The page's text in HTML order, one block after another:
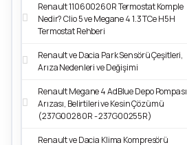
Renault 110600260R Termostat Komple
Nedir? Clio 5 ve Megane 4 1.3 TCe H5H
Termostat Rehberi
Renault ve Dacia Park Sensörü Çeşitleri,
Arıza Nedenleri ve Değişimi
Renault Megane 4 AdBlue Depo Pompası
Arızası, Belirtileri ve Kesin Çözümü
(237G00280R - 237G00255R)
Renault ve Dacia Klima Kompresörü